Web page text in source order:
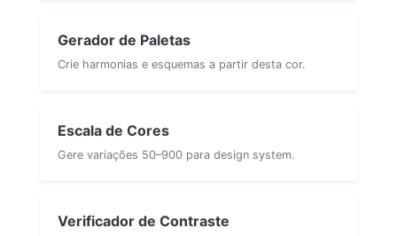
Gerador de Paletas
Crie harmonias e esquemas a partir desta cor.
Escala de Cores
Gere variações 50–900 para design system.
Verificador de Contraste